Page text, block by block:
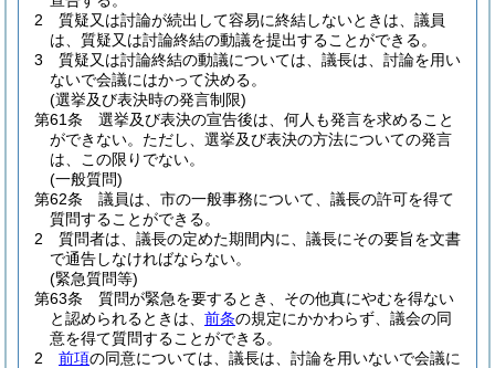
2
質疑又は討論が続出して容易に終結しないときは、議員
は、質疑又は討論終結の動議を提出することができる。
3
質疑又は討論終結の動議については、議長は、討論を用い
ないで会議にはかって決める。
(選挙及び表決時の発言制限)
第61条
選挙及び表決の宣告後は、何人も発言を求めること
ができない。 ただし、選挙及び表決の方法についての発言
は、この限りでない。
(一般質問)
第62条
議員は、市の一般事務について、議長の許可を得て
質問することができる。
2
質問者は、議長の定めた期間内に、議長にその要旨を文書
で通告しなければならない。
(緊急質問等)
第63条
質問が緊急を要するとき、その他真にやむを得ない
と認められるときは、 前条の規定にかかわらず、議会の同
意を得て質問することができる。
2
前項の同意については、議長は、討論を用いないで会議に